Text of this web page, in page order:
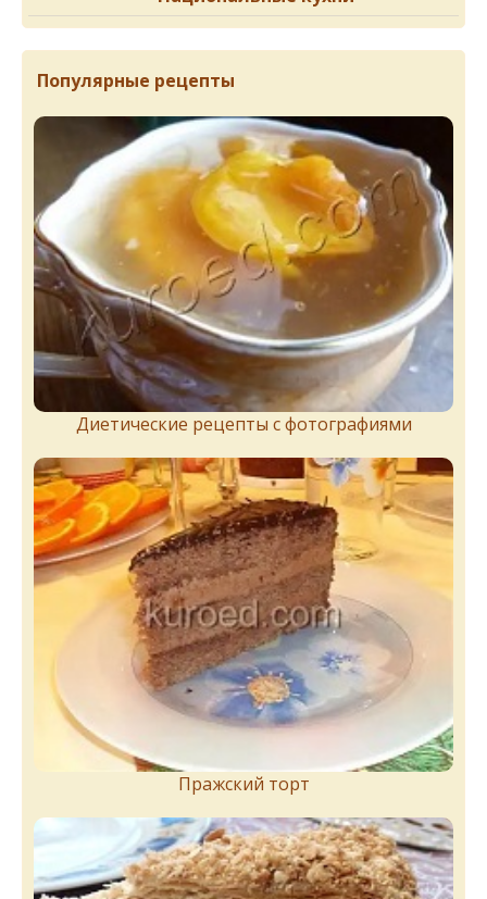
Популярные рецепты
Диетические рецепты с фотографиями
Пражский торт